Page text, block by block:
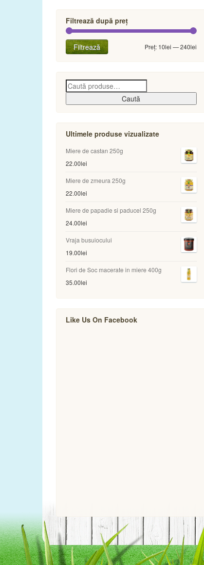
Filtrează după preț
Preț
Preț
Filtrează Preț: 10lei —240lei
Caută
Ultimele produse vizualizate
Miere de castan 250g
22.00lei
Miere de zmeura 250g
22.00lei
Miere de papadie si paducel 250g
24.00lei
Vraja busuiocului
19.00lei
Flori de Soc macerate in miere 400g
35.00lei
Like Us On Facebook